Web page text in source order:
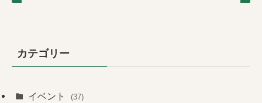
カテゴリー
イベント (37)